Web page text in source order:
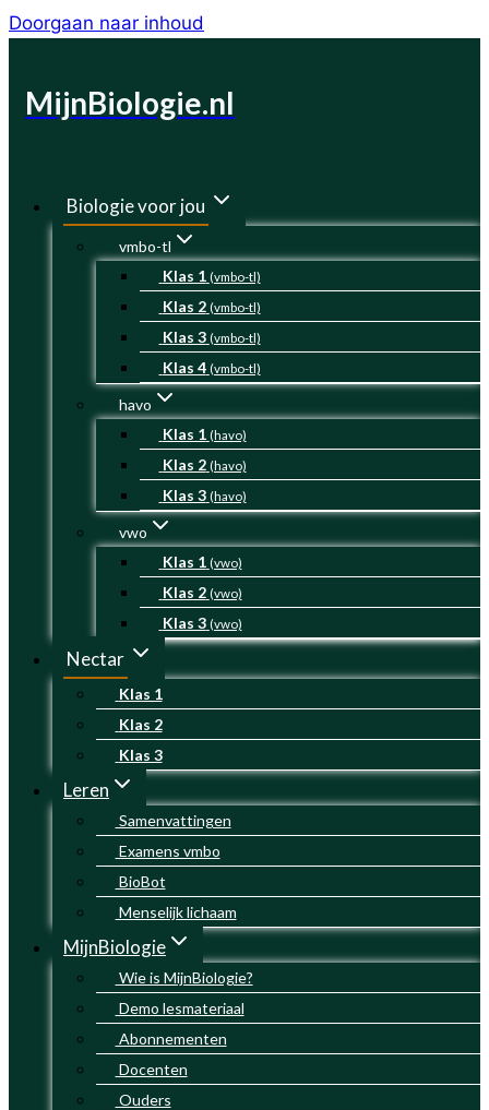
Doorgaan naar inhoud
MijnBiologie.nl
Biologie voor jou
vmbo-tl
Klas 1 (vmbo-tl)
Klas 2 (vmbo-tl)
Klas 3 (vmbo-tl)
Klas 4 (vmbo-tl)
havo
Klas 1 (havo)
Klas 2 (havo)
Klas 3 (havo)
vwo
Klas 1 (vwo)
Klas 2 (vwo)
Klas 3 (vwo)
Nectar
Klas 1
Klas 2
Klas 3
Leren
Samenvattingen
Examens vmbo
BioBot
Menselijk lichaam
MijnBiologie
Wie is MijnBiologie?
Demo lesmateriaal
Abonnementen
Docenten
Ouders